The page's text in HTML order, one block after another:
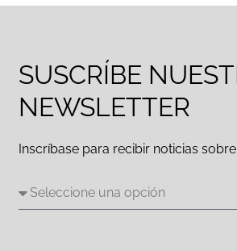
SUSCRÍBE
NEWSLETTER
Inscríbase para recibir noticias